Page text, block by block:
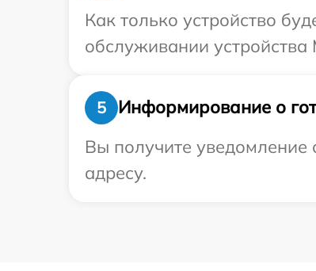
Как только устройство
обслуживании
5
Информирование о
Вы получите уведомление
адресу.